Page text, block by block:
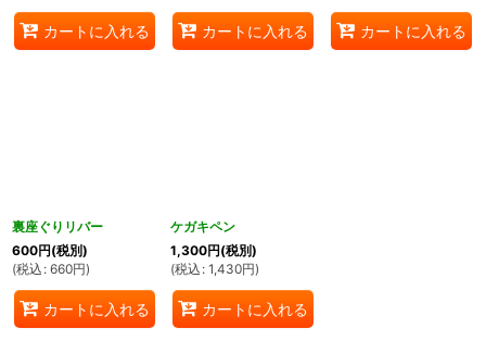
カートに入れる カートに入れる カートに入れる
裏座ぐりリバー
600円(税別)
(税込 : 660円)
カートに入れる
ケガキペン
1,300円(税別)
(税込 : 1,430円)
カートに入れる